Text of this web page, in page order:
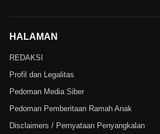
HALAMAN
REDAKSI
Profil dan Legalitas
Pedoman Media Siber
Pedoman Pemberitaan Ramah Anak
Disclaimers / Pernyataan Penyangkalan